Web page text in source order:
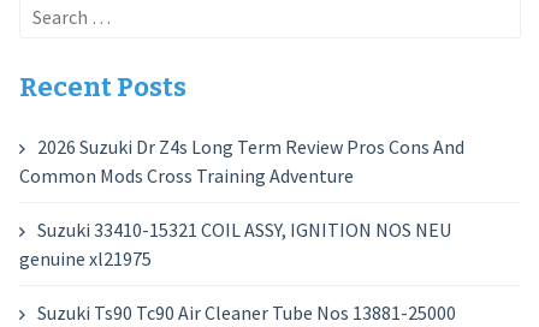
Search
Recent Posts
2026 Suzuki Dr Z4s Long Term Review Pros Cons And
Common Mods Cross Training Adventure
Suzuki 33410-15321 COIL ASSY, IGNITION NOS NEU
genuine xl21975
Suzuki Ts90 Tc90 Air Cleaner Tube Nos 13881-25000